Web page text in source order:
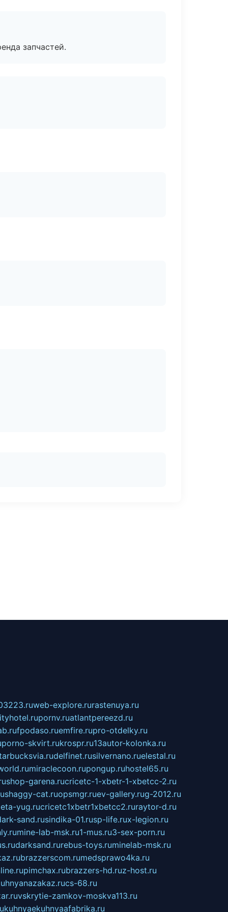
запчастей.
web-explore.rurastenuya.ru
pornv.ruatlantpereezd.ru
fpodaso.ruemfire.rupro-otdelky.ru
porno-skvirt.rukrospr.ru13autor-kolonka.ru
delfinet.rusilvernano.ruelestal.ru
miraclecoon.rupongup.ruhostel65.ru
shop-garena.rucricetc-1-xbetr-1-xbetcc-2.ru
shaggy-cat.ruopsmgr.ruev-gallery.rug-2012.ru
yug.rucricetc1xbetr1xbetcc2.ruraytor-d.ru
sand.rusindika-01.rusp-life.rux-legion.ru
mine-lab-msk.ru1-mus.ru3-sex-porn.ru
darksand.rurebus-toys.ruminelab-msk.ru
brazzerscom.rumedsprawo4ka.ru
pimchax.rubrazzers-hd.ruz-host.ru
cs-68.ru
vskrytie-zamkov-moskva113.ru
kuhnyaekuhnyaafabrika.ru